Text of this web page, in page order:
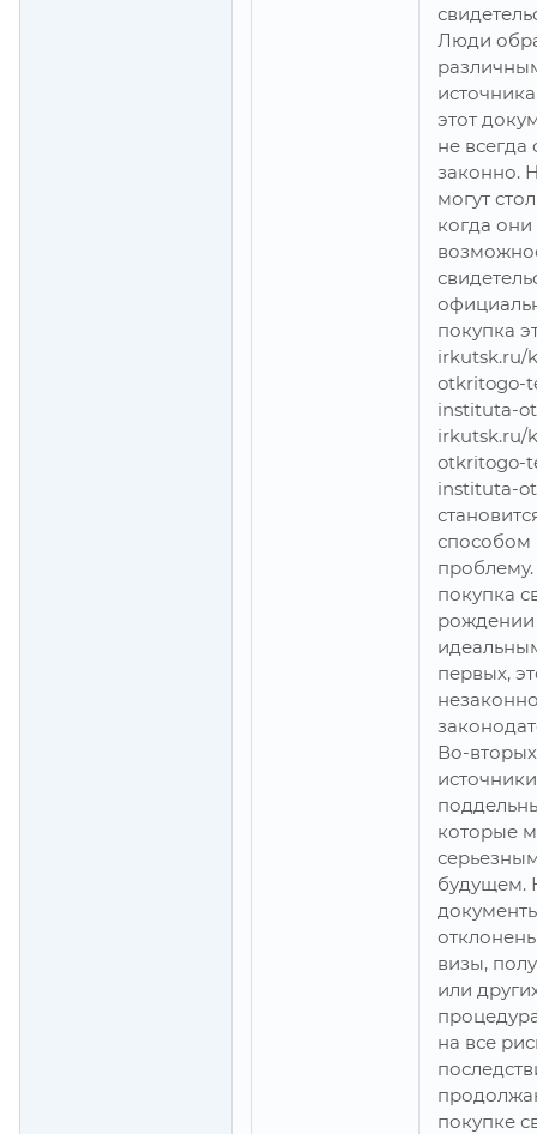
Люди
этот
не
законно.
могут
когда
покупка
irkutsk.ru/
otkritogo-
instituta-
irkutsk.ru/
otkritogo-
instituta-
способом
покупка
рождении
первых,
Во-
которые
будущем.
визы,
или
на все
покупке